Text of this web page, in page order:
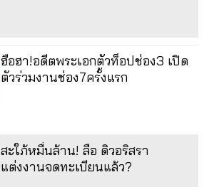
ฮือฮา!อดีตพระเอกตัวท็อปช่อง3 เปิด
ตัวร่วมงานช่อง7ครั้งแรก
สะใภ้หมื่นล้าน! ลือ ดิวอริสรา
แต่งงานจดทะเบียนแล้ว?